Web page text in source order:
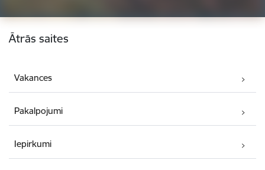
Kājene
Ātrās saites
Vakances
Pakalpojumi
Iepirkumi